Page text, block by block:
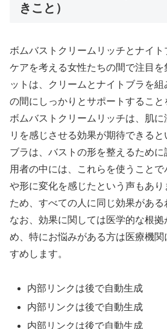
きこと）
ボムバストクリームリッチとナイト
ケアを考える女性たちの間で注目
ットは、クリームとナイトブラを
の間にしっかりとサポートすること
ボムバストクリームリッチは、肌
リを感じさせる効果が期待できる
ブラは、バストの形を整えるため
用者の中には、これらを使うこと
や形に変化を感じたという声もあ
ため、すべての人に同じ効果がある
なお、効果に関しては医学的な根
め、特にお悩みがある方は医療機
すめします。
内部リンクは後で自動生成
内部リンクは後で自動生成
内部リンクは後で自動生成